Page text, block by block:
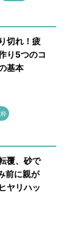
切れ！疲
り5つのコ
基本
覆、砂で
前に親が
ヤリハッ